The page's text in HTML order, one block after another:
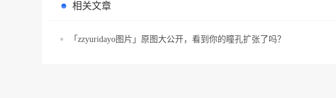
相关文章
「zzyuridayo图片」原图大公开，看到你的瞳孔扩张了吗？